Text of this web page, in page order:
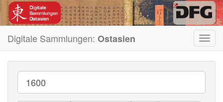
Digitale Sammlungen: Ostasien